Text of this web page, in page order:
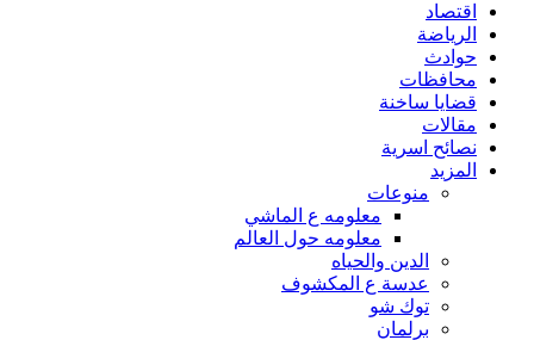
اقتصاد
الرياضة
حوادث
محافظات
قضايا ساخنة
مقالات
نصائح اسرية
المزيد
منوعات
معلومه ع الماشي
معلومه حول العالم
الدين والحياه
عدسة ع المكشوف
توك شو
برلمان